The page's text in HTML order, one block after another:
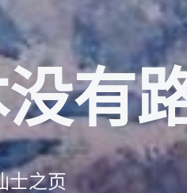
有
士之页